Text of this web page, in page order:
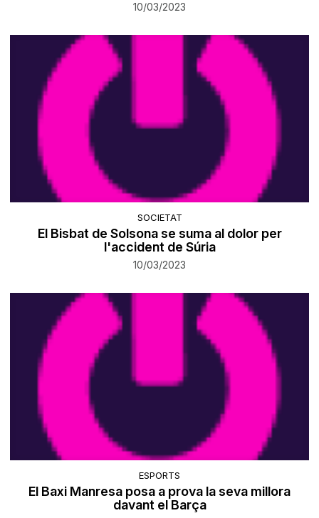
10/03/2023
SOCIETAT
El Bisbat de Solsona se suma al dolor per
l'accident de Súria
10/03/2023
ESPORTS
El Baxi Manresa posa a prova la seva millora
davant el Barça